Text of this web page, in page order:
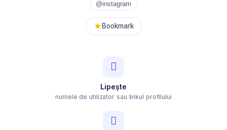
@instagram
★ Bookmark
Lipește
numele de utilizator sau linkul profilului